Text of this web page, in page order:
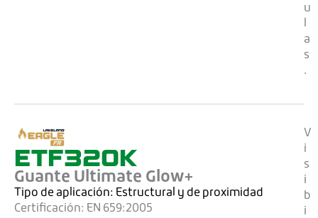
u
l
a
s
.
ETF320K
Guante Ultimate Glow+
Tipo de aplicación: Estructural y de proximidad
Certificación: EN 659:2005
V
i
s
i
b
i